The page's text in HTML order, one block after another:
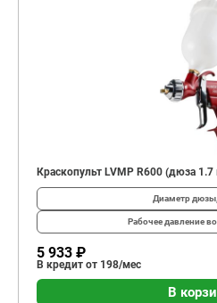
Краскопульт LVMP R600 (дюза
Диаметр
Рабочее давление
5 933 ₽
В кредит от 198/мес
В